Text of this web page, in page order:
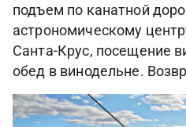
подъем по канатной
астрономическому
Санта-Крус, посещение
обед в винодельне.